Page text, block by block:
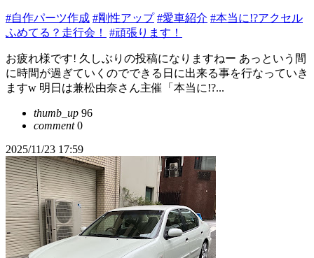
#自作パーツ作成 #剛性アップ #愛車紹介 #本当に!?アクセル
ふめてる？走行会！
#頑張ります！
お疲れ様です! 久しぶりの投稿になりますねー あっという間
に時間が過ぎていくのでできる日に出来る事を行なっていき
ますw 明日は兼松由奈さん主催「本当に!?...
thumb_up 96
comment0
2025/11/23 17:59